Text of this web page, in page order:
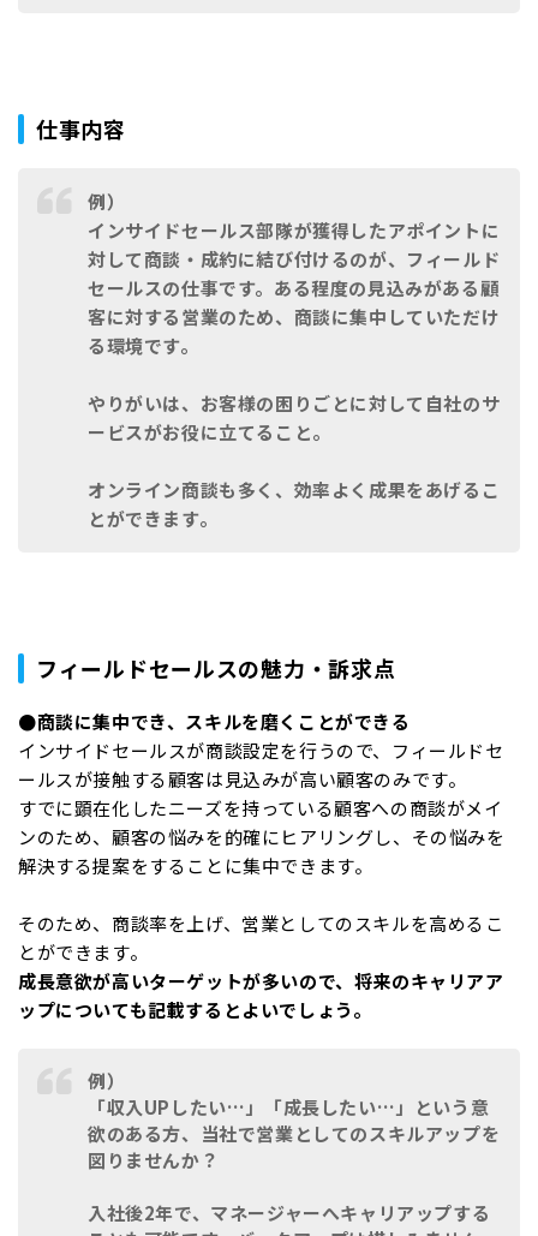
仕事内容
例）
インサイドセールス部隊が獲得したアポイントに
対して商談・成約に結び付けるのが、フィールド
セールスの仕事です。ある程度の見込みがある顧
客に対する営業のため、商談に集中していただけ
る環境です。
やりがいは、お客様の困りごとに対して自社のサ
ービスがお役に立てること。
オンライン商談も多く、効率よく成果をあげるこ
とができます。
フィールドセールスの魅力・訴求点
●商談に集中でき、スキルを磨くことができる
インサイドセールスが商談設定を行うので、フィールドセ
ールスが接触する顧客は見込みが高い顧客のみです。
すでに顕在化したニーズを持っている顧客への商談がメイ
ンのため、顧客の悩みを的確にヒアリングし、その悩みを
解決する提案をすることに集中できます。
そのため、商談率を上げ、営業としてのスキルを高めるこ
とができます。
成長意欲が高いターゲットが多いので、将来のキャリアア
ップについても記載するとよいでしょう。
例）
「収入UPしたい…」「成長したい…」という意
欲のある方、当社で営業としてのスキルアップを
図りませんか？
入社後2年で、マネージャーへキャリアップする